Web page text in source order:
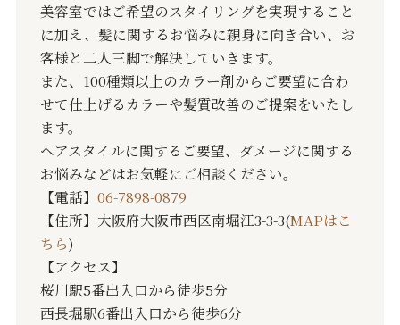
美容室ではご希望のスタイリングを実現すること
に加え、髪に関するお悩みに親身に向き合い、お
客様と二人三脚で解決していきます。
また、100種類以上のカラー剤からご要望に合わ
せて仕上げるカラーや髪質改善のご提案をいたし
ます。
ヘアスタイルに関するご要望、ダメージに関する
お悩みなどはお気軽にご相談ください。
【電話】 06-7898-0879
【住所】大阪府大阪市西区南堀江3-3-3(MAPはこ
ちら)
【アクセス】
桜川駅5番出入口から徒歩5分
西長堀駅6番出入口から徒歩6分